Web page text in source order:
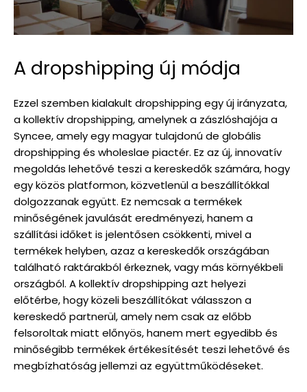
A dropshipping új módja
Ezzel szemben kialakult dropshipping egy új irányzata,
a kollektív dropshipping, amelynek a zászlóshajója a
Syncee, amely egy magyar tulajdonú de globális
dropshipping és wholeslae piactér. Ez az új, innovatív
megoldás lehetővé teszi a kereskedők számára, hogy
egy közös platformon, közvetlenül a beszállítókkal
dolgozzanak együtt. Ez nemcsak a termékek
minőségének javulását eredményezi, hanem a
szállítási időket is jelentősen csökkenti, mivel a
termékek helyben, azaz a kereskedők országában
található raktárakból érkeznek, vagy más környékbeli
országból. A kollektív dropshipping azt helyezi
előtérbe, hogy közeli beszállítókat válasszon a
kereskedő partnerül, amely nem csak az előbb
felsoroltak miatt előnyös, hanem mert egyedibb és
minőségibb termékek értékesítését teszi lehetővé és
megbízhatóság jellemzi az együttműködéseket.